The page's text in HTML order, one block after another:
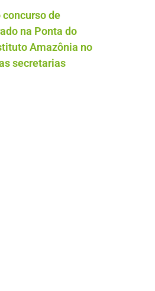
de
na Ponta do
Amazônia no
secretarias